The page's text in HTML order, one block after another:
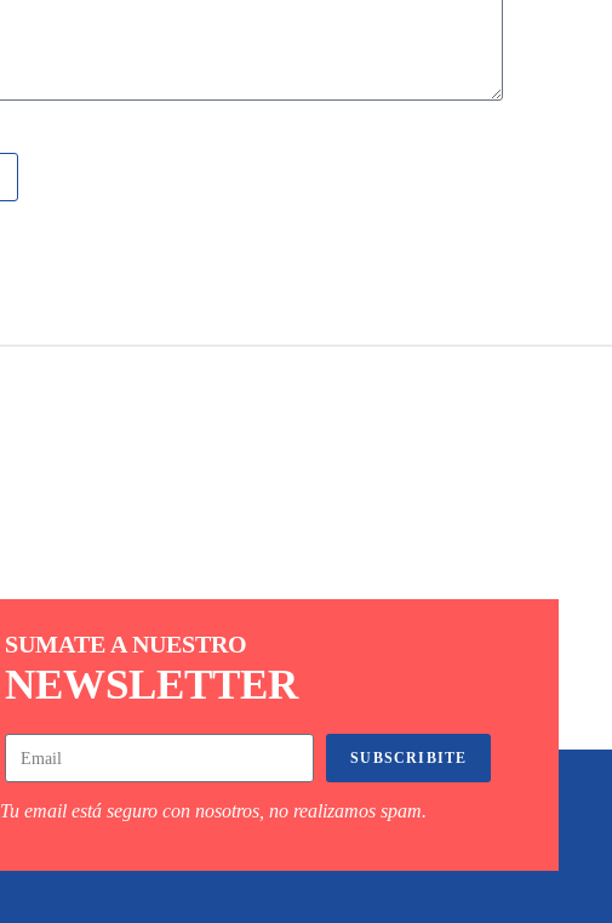
SUMATE A NUESTRO
NEWSLETTER
SUBSCRIBITE
Tu email está seguro con nosotros, no realizamos spam.